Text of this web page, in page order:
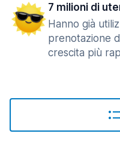
7 milioni di
Hanno già
prenotazione
crescita più